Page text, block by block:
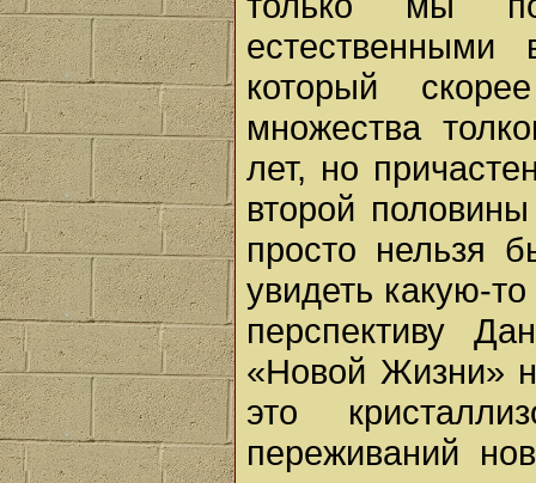
естественными
который
множества
лет, но
второй
просто нельзя
увидеть какую-
перспективу
«Новой Жизни»
это
переживаний